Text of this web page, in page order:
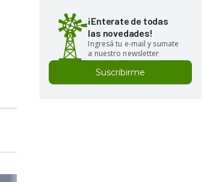
¡Enterate de todas
las novedades!
Ingresá tu e-mail y sumate
a nuestro newsletter
Suscribirme